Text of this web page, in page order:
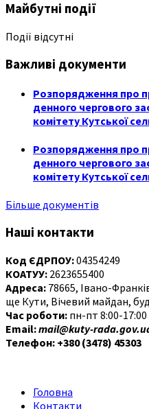
Майбутні події
Події відсутні
Важливі документи
Розпорядження про
денного чергового
комітету Кутської
Розпорядження про
денного чергового
комітету Кутської
Більше документів
Наші контакти
Код ЄДРПОУ:04354249
КОАТУУ: 2623655400
Адреса: 78665, Івано-
ще Кути, Вічевий майдан,
Час роботи: пн-пт 8:00-17:00
Email:mail@kuty-
Телефон: +380 (3478) 45303
Головна
Контакти